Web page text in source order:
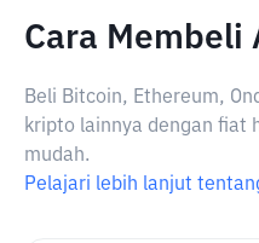
Cara Membeli
Beli Bitcoin, Ethereum,
kripto lainnya dengan fiat
mudah.
Pelajari lebih lanjut